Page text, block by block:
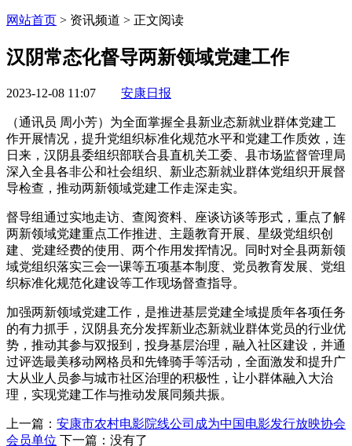
网站首页 > 资讯频道 > 正文阅读
汉阴常态化督导两新领域党建工作
2023-12-08 11:07 安康日报
（通讯员 周小芳）为全面掌握全县新业态新就业群体党建工
作开展情况，提升党组织标准化规范水平和党建工作质效，连
日来，汉阴县委组织部联合县直机关工委、县市场监督管理局
深入全县各非公和社会组织、新业态新就业群体党组织开展督
导检查，推动两新领域党建工作走深走实。
督导组通过实地走访、查阅资料、座谈访谈等形式，重点了解
两新领域党建重点工作推进、主题教育开展、星级党组织创
建、党建经费的使用、两个作用发挥情况。同时对全县两新领
域党组织落实三会一课等五项基本制度、党员教育发展、党组
织标准化规范化建设等工作现场督查指导。
加强两新领域党建工作，是推进基层党建全域提质年各项任务
的有力抓手，汉阴县充分发挥新业态新就业群体党员的行业优
势，推动其参与双报到，投身基层治理，融入社区建设，并通
过评选最美移动网格员和先锋骑手等活动，全面激发和提升广
大从业人员参与城市社区治理的积极性，让小群体融入大治
理，实现党建工作与推动发展同频共振。
上一篇： 安康市农村电影院线公司成为中国电影发行放映协会
会员单位 下一篇：没有了